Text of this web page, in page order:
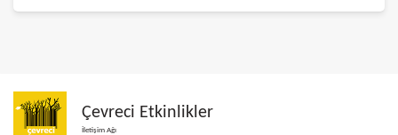
Çevreci Etkinlikler
İletişim Ağı